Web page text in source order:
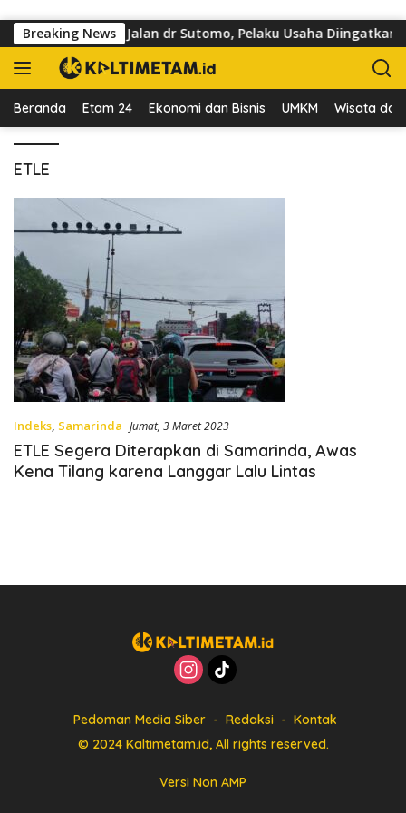
Breaking News
Trotoar di Jalan dr Sutomo, Pelaku Usaha Diingatkan
Beranda Etam 24 Ekonomi dan Bisnis UMKM Wisata dan
ETLE
Indeks, Samarinda Jumat, 3 Maret 2023
ETLE Segera Diterapkan di Samarinda, Awas
Kena Tilang karena Langgar Lalu Lintas
Pedoman Media Siber Redaksi
Kontak
© 2024 Kaltimetam.id, All rights reserved.
Versi Non AMP